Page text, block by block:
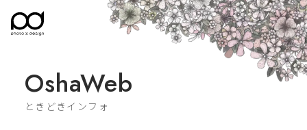
OshaWeb
ときどきインフォ